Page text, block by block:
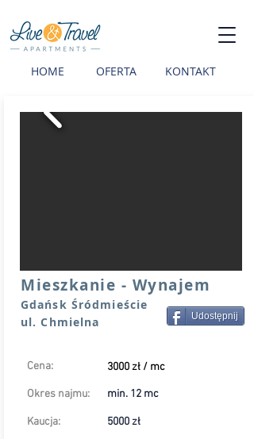
HOME OFERTA KONTAKT
Udostępnij
Mieszkanie - Wynajem
Gdańsk Śródmieście
ul. Chmielna
Cena:
Okres najmu:
Kaucja:
3000 zł / mc
min. 12 mc
5000 zł